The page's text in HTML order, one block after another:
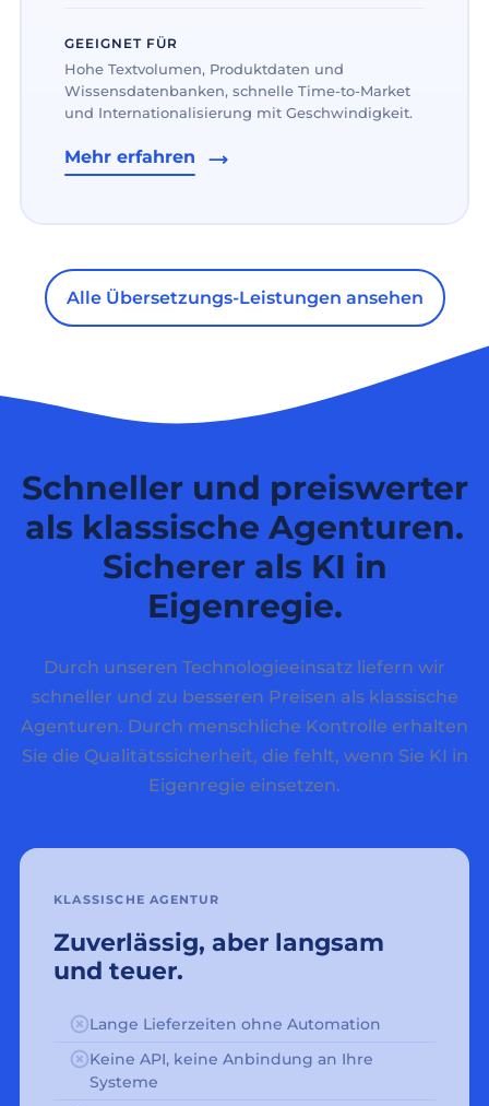
GEEIGNET FÜR
Hohe Textvolumen, Produktdaten und
Wissensdatenbanken, schnelle Time-to-Market
und Internationalisierung mit Geschwindigkeit.
Mehr erfahren
Alle Übersetzungs-Leistungen ansehen
Schneller und preiswerter
als klassische Agenturen.
Sicherer als KI in
Eigenregie.
Durch unseren Technologieeinsatz liefern wir
schneller und zu besseren Preisen als klassische
Agenturen. Durch menschliche Kontrolle erhalten
Sie die Qualitätssicherheit, die fehlt, wenn Sie KI in
Eigenregie einsetzen.
KLASSISCHE AGENTUR
Zuverlässig, aber langsam
und teuer.
Lange Lieferzeiten ohne Automation
Keine API, keine Anbindung an Ihre
Systeme